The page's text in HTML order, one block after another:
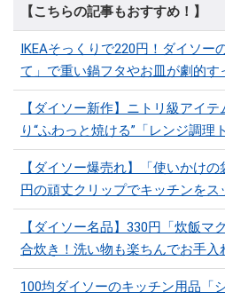
【こちらの記事もおすすめ！】
IKEAそっくりで220円！ダイソー
て」で重い鍋フタやお皿が劇的す
【ダイソー新作】ニトリ級アイ
り“ふわっと焼ける”「レンジ調理
【ダイソー爆売れ】「使いかけ
円の頑丈クリップでキッチンをス
【ダイソー名品】330円「炊飯マ
合炊き！洗い物も楽ちんでお手入
100均ダイソーのキッチン用品「